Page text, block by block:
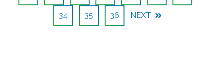
34 35 36 NEXT